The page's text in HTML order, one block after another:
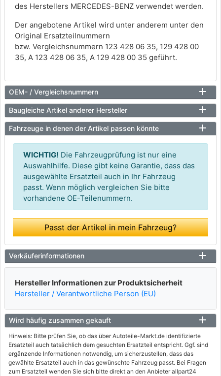
des Herstellers MERCEDES-BENZ verwendet werden.
Der angebotene Artikel wird unter anderem unter den
Original Ersatzteilnummern
bzw. Vergleichsnummern 123 428 06 35, 129 428 00
35, A 123 428 06 35, A 129 428 00 35 geführt.
OEM- / Vergleichsnummern
Baugleiche Artikel anderer Hersteller
Fahrzeuge in denen der Artikel passen könnte
WICHTIG! Die Fahrzeugprüfung ist nur eine
Auswahlhilfe. Diese gibt keine Garantie, dass das
ausgewählte Ersatzteil auch in Ihr Fahrzeug
passt. Wenn möglich vergleichen Sie bitte
vorhandene OE-Teilenummern.
Passt der Artikel in mein Fahrzeug?
Verkäuferinformationen
Hersteller Informationen zur Produktsicherheit
Hersteller / Verantwortliche Person (EU)
Wird häufig zusammen gekauft
Hinweis: Bitte prüfen Sie, ob das über Autoteile-Markt.de identifizierte
Ersatzteil auch tatsächlich dem gesuchten Ersatzteil entspricht. Ggf. sind
ergänzende Informationen notwendig, um sicherzustellen, dass das
gewählte Ersatzteil auch in das gewünschte Fahrzeug passt. Bei Fragen
zum Ersatzteil wenden Sie sich bitte direkt an den Anbieter allpart24